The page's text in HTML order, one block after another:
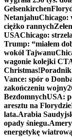
Gelsenkirchen
NetanjahuChicago:
ciężko rannych
USAChicago:
Trump: “miałem
wokół Tajwanu
wagonie kolejki
Christmas!Poradnik
Vance: spór o
zakończeniu wojny
BezdomnychUSA:
aresztu na Florydzie
lata.Arabia
opady śniegu.
energetykę wiatrową